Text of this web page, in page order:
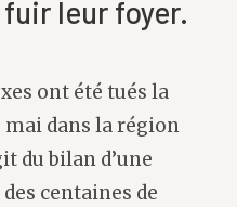
leur foyer.
ont été tués la
mai dans la région
du bilan d’une
centaines de